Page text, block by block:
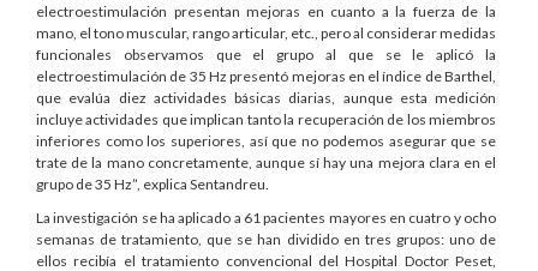
electroestimulación presentan mejoras en cuanto a la fuerza de la
mano, el tono muscular, rango articular, etc., pero al considerar medidas
funcionales observamos que el grupo al que se le aplicó la
electroestimulación de 35 Hz presentó mejoras en el índice de Barthel,
que evalúa diez actividades básicas diarias, aunque esta medición
incluye actividades que implican tanto la recuperación de los miembros
inferiores como los superiores, así que no podemos asegurar que se
trate de la mano concretamente, aunque sí hay una mejora clara en el
grupo de 35 Hz”, explica Sentandreu.
La investigación se ha aplicado a 61 pacientes mayores en cuatro y ocho
semanas de tratamiento, que se han dividido en tres grupos: uno de
ellos recibía el tratamiento convencional del Hospital Doctor Peset,